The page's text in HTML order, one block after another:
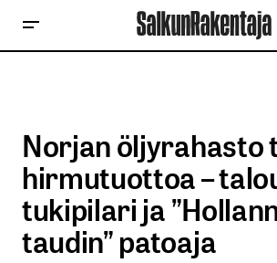
Norjan öljyrahasto
hirmutuottoa –
tukipilari ja
taudin” patoaja